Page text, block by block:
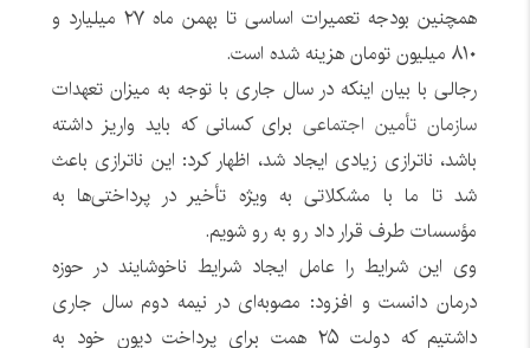
همچنین بودجه تعمیرات اساسی تا بهمن ماه ۲۷ میلیارد و
۸۱۰ میلیون تومان هزینه شده است.
رجالی با بیان اینکه در سال جاری با توجه به میزان تعهدات
سازمان تأمین اجتماعیبرای کسانی که باید واریز داشته
باشد، ناترازی زیادی ایجاد شد، اظهار کرد: این ناترازی باعث
شد تا ما با مشکلاتی به ویژه تأخیر در پرداختی‌ها به
مؤسسات طرف قرار داد رو به رو شویم.
وی این شرایط را عامل ایجاد شرایط ناخوشایند در حوزه
درمان دانست و افزود: مصوبه‌ای در نیمه دوم سال جاری
داشتیم که دولت ۲۵ همت برای پرداخت دیون خود به